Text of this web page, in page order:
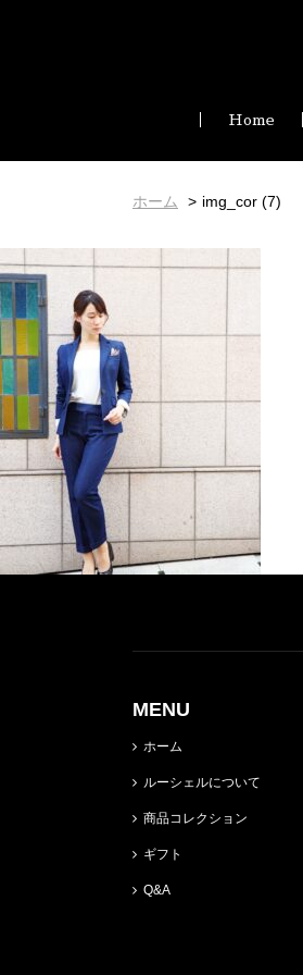
Home
ホーム img_cor (7)
MENU
ホーム
ルーシェルについて
商品コレクション
ギフト
Q&A